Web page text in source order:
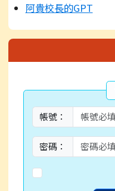
阿貴校長的GPT
帳號：
密碼：